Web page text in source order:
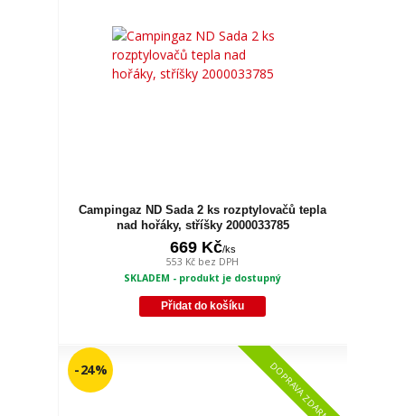
Campingaz ND Sada 2 ks rozptylovačů tepla
nad hořáky, stříšky 2000033785
669 Kč/ks
553 Kč bez DPH
SKLADEM - produkt je dostupný
Přidat do košíku
DOPRAVA ZDARMA
- 24 %